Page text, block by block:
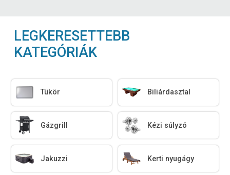
LEGKERESETTEBB
KATEGÓRIÁK
Tükör Biliárdasztal
Gázgrill Kézi súlyzó
Jakuzzi Kerti nyugágy